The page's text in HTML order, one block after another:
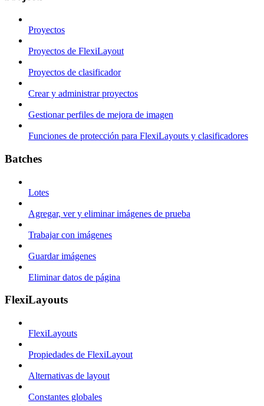
Proyectos
Proyectos de FlexiLayout
Proyectos de clasificador
Crear y administrar proyectos
Gestionar perfiles de mejora de imagen
Funciones de protección para FlexiLayouts y clasificadores
Batches
Lotes
Agregar, ver y eliminar imágenes de prueba
Trabajar con imágenes
Guardar imágenes
Eliminar datos de página
FlexiLayouts
FlexiLayouts
Propiedades de FlexiLayout
Alternativas de layout
Constantes globales